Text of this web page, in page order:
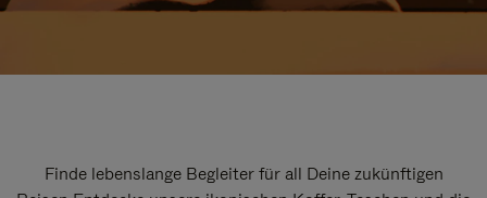
Finde lebenslange Begleiter für all Deine zukünftigen